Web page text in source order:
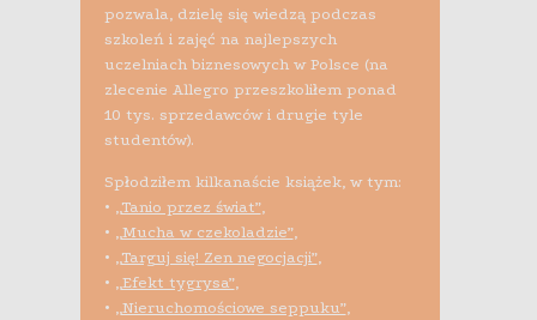
pozwala, dzielę się wiedzą podczas
szkoleń i zajęć na najlepszych
uczelniach biznesowych w Polsce (na
zlecenie Allegro przeszkoliłem ponad
10 tys. sprzedawców i drugie tyle
studentów).
Spłodziłem kilkanaście książek, w tym:
• „Tanio przez świat”,
• „Mucha w czekoladzie”,
• „Targuj się! Zen negocjacji”,
• „Efekt tygrysa”,
• „Nieruchomościowe seppuku”,